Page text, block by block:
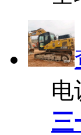
电
三